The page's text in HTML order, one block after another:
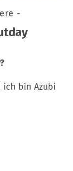
-
ich bin Azubi